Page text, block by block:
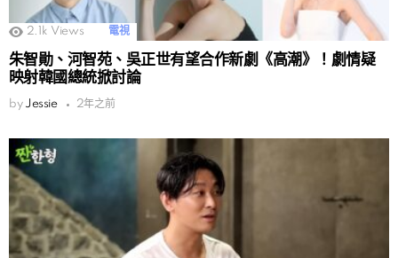
2.1k Views 電視
朱智勛、河智苑、吳正世有望合作新劇《高潮》！劇情疑
映射韓國總統掀討論
by Jessie 2年之前